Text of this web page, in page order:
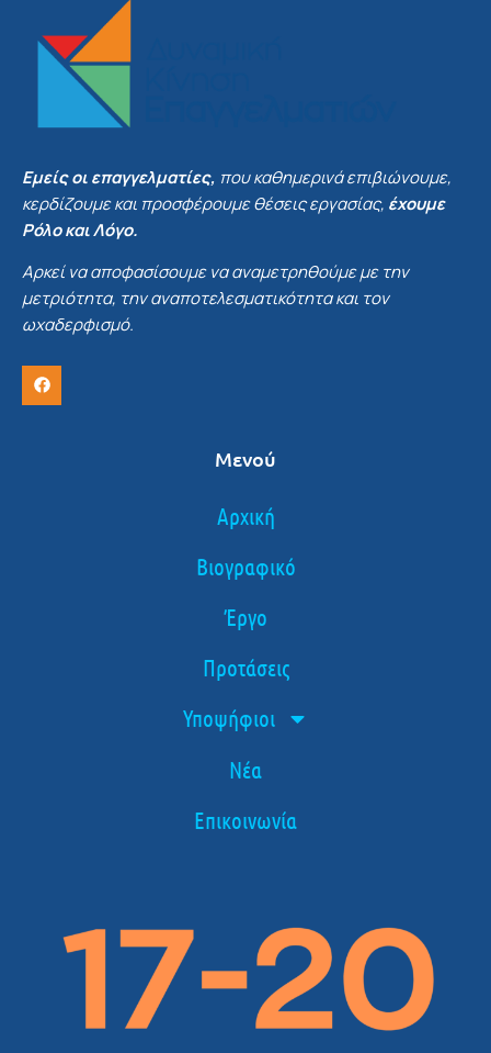
Εμείς οι επαγγελματίες, που καθημερινά επιβιώνουμε,
κερδίζουμε και προσφέρουμε θέσεις εργασίας, έχουμε
Ρόλο και Λόγο.
Αρκεί να αποφασίσουμε να αναμετρηθούμε με την
μετριότητα, την αναποτελεσματικότητα και τον
ωχαδερφισμό.
Μενού
Αρχική
Βιογραφικό
Έργο
Προτάσεις
Υποψήφιοι
Νέα
Επικοινωνία